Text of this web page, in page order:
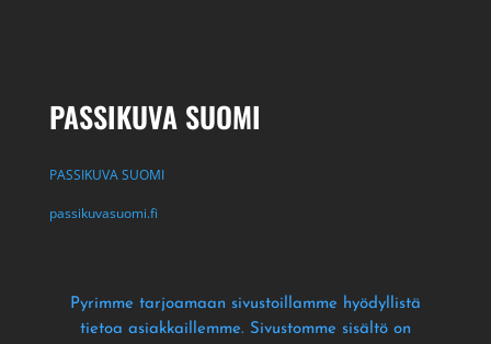
PASSIKUVA SUOMI
PASSIKUVA SUOMI
passikuvasuomi.fi
Pyrimme tarjoamaan sivustoillamme hyödyllistä
tietoa asiakkaillemme. Sivustomme sisältö on